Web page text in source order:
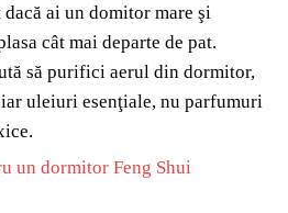
ai un domitor mare şi
cât mai departe de pat.
să purifici aerul din dormitor,
uleiuri esenţiale, nu parfumuri